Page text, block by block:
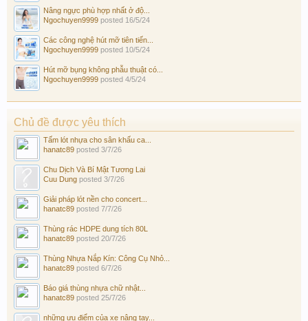
Nâng ngực phù hợp nhất ở độ...
Ngochuyen9999 posted 16/5/24
Các công nghệ hút mỡ tiên tiến...
Ngochuyen9999 posted 10/5/24
Hút mỡ bụng không phẫu thuật có...
Ngochuyen9999 posted 4/5/24
Chủ đề được yêu thích
Tấm lót nhựa cho sân khấu ca...
hanatc89 posted 3/7/26
Chu Dịch Và Bí Mật Tương Lai
Cuu Dung posted 3/7/26
Giải pháp lót nền cho concert...
hanatc89 posted 7/7/26
Thùng rác HDPE dung tích 80L
hanatc89 posted 20/7/26
Thùng Nhựa Nắp Kín: Công Cụ Nhỏ...
hanatc89 posted 6/7/26
Báo giá thùng nhựa chữ nhật...
hanatc89 posted 25/7/26
những ưu điểm của xe nâng tay...